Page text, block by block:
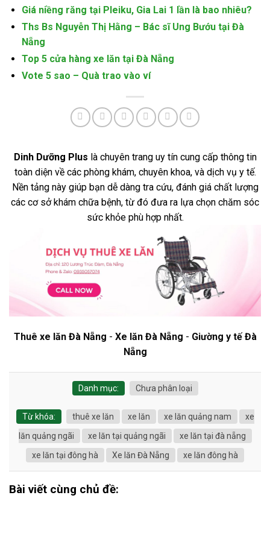
Giá niềng răng tại Pleiku, Gia Lai 1 lần là bao nhiêu?
Ths Bs Nguyễn Thị Hằng – Bác sĩ Ung Bướu tại Đà
Nẵng
Top 5 cửa hàng xe lăn tại Đà Nẵng
Vote 5 sao – Quà trao vào ví
Dinh Dưỡng Plus là chuyên trang uy tín cung cấp thông tin
toàn diện về các phòng khám, chuyên khoa, và dịch vụ y tế.
Nền tảng này giúp bạn dễ dàng tra cứu, đánh giá chất lượng
các cơ sở khám chữa bệnh, từ đó đưa ra lựa chọn chăm sóc
sức khỏe phù hợp nhất.
Thuê xe lăn Đà Nẵng - Xe lăn Đà Nẵng - Giường y tế Đà
Nẵng
Danh mục: Chưa phân loại
Từ khóa: thuê xe lăn xe lăn xe lăn quảng nam
xe
lăn quảng ngãi
xe lăn tại quảng ngãi
xe lăn tại đà nẵng
xe lăn tại đông hà
Xe lăn Đà Nẵng xe lăn đông hà
Bài viết cùng chủ đề: